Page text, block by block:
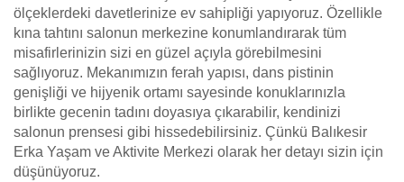
ölçeklerdeki davetlerinize ev sahipliği yapıyoruz. Özellikle
kına tahtını salonun merkezine konumlandırarak tüm
misafirlerinizin sizi en güzel açıyla görebilmesini
sağlıyoruz. Mekanımızın ferah yapısı, dans pistinin
genişliği ve hijyenik ortamı sayesinde konuklarınızla
birlikte gecenin tadını doyasıya çıkarabilir, kendinizi
salonun prensesi gibi hissedebilirsiniz. Çünkü Balıkesir
Erka Yaşam ve Aktivite Merkezi olarak her detayı sizin için
düşünüyoruz.